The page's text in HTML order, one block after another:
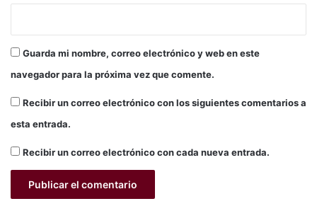
Guarda mi nombre, correo electrónico y web en este
navegador para la próxima vez que comente.
Recibir un correo electrónico con los siguientes comentarios a
esta entrada.
Recibir un correo electrónico con cada nueva entrada.